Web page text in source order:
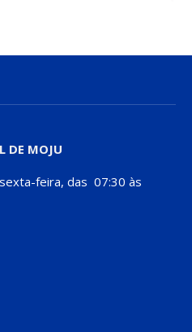
DE MOJU
feira, das 07:30 às